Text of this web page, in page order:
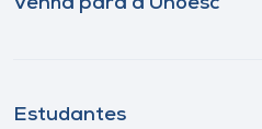
Venha para a Unoesc
Estudantes